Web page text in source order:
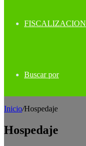
FISCALIZACION
Buscar por
Inicio/Hospedaje
Hospedaje